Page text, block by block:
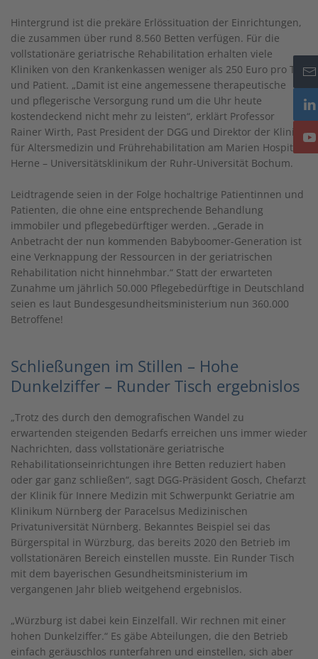
Hintergrund ist die prekäre Erlössituation der Einrichtungen,
die zusammen über rund 8.560 Betten verfügen. Für die
vollstationäre geriatrische Rehabilitation erhalten viele
Kliniken von den Krankenkassen weniger als 250 Euro pro Tag
und Patient. „Damit ist eine angemessene therapeutische
und pflegerische Versorgung rund um die Uhr heute
kostendeckend nicht mehr zu leisten“, erklärt Professor
Rainer Wirth, Past President der DGG und Direktor der Klinik
für Altersmedizin und Frührehabilitation am Marien Hospital
Herne – Universitätsklinikum der Ruhr-Universität Bochum.
Leidtragende seien in der Folge hochaltrige Patientinnen und
Patienten, die ohne eine entsprechende Behandlung
immobiler und pflegebedürftiger werden. „Gerade in
Anbetracht der nun kommenden Babyboomer-Generation ist
eine Verknappung der Ressourcen in der geriatrischen
Rehabilitation nicht hinnehmbar.“ Statt der erwarteten
Zunahme um jährlich 50.000 Pflegebedürftige in Deutschland
seien es laut Bundesgesundheitsministerium nun 360.000
Betroffene!
Schließungen im Stillen – Hohe
Dunkelziffer – Runder Tisch ergebnislos
„Trotz des durch den demografischen Wandel zu
erwartenden steigenden Bedarfs erreichen uns immer wieder
Nachrichten, dass vollstationäre geriatrische
Rehabilitationseinrichtungen ihre Betten reduziert haben
oder gar ganz schließen“, sagt DGG-Präsident Gosch, Chefarzt
der Klinik für Innere Medizin mit Schwerpunkt Geriatrie am
Klinikum Nürnberg der Paracelsus Medizinischen
Privatuniversität Nürnberg. Bekanntes Beispiel sei das
Bürgerspital in Würzburg, das bereits 2020 den Betrieb im
vollstationären Bereich einstellen musste. Ein Runder Tisch
mit dem bayerischen Gesundheitsministerium im
vergangenen Jahr blieb weitgehend ergebnislos.
„Würzburg ist dabei kein Einzelfall. Wir rechnen mit einer
hohen Dunkelziffer.“ Es gäbe Abteilungen, die den Betrieb
einfach geräuschlos runterfahren und einstellen, sich aber